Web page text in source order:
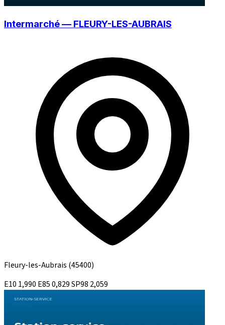
Intermarché — FLEURY-LES-AUBRAIS
Fleury-les-Aubrais (45400)
E10 1,990 E850,829SP98 2,059